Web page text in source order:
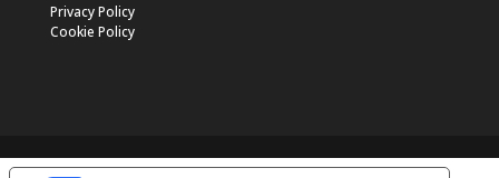
Privacy Policy
Cookie Policy